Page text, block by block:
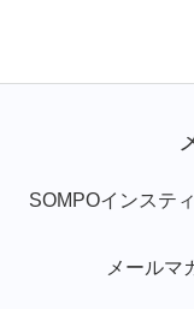
SOMPOインステ
メールマ